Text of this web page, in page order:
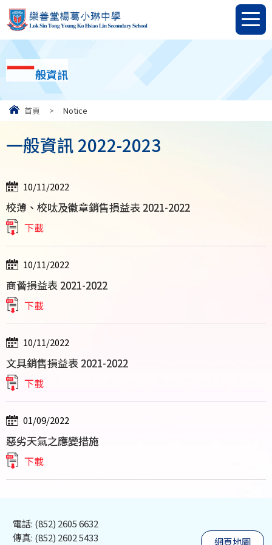
一般資訊
首頁 > Notice
一般資訊 2022-2023
10/11/2022
校薄、校呔及徽章銷售損益表 2021-2022
下載
10/11/2022
商薈損益表 2021-2022
下載
10/11/2022
文具銷售損益表 2021-2022
下載
01/09/2022
惡劣天氣之應變措施
下載
電話: (852) 2605 6632
傳真: (852) 2602 5433
網頁地圖